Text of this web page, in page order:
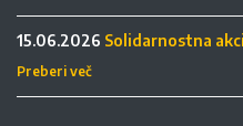
15.06.2026 Solidarnostna
Preberi več